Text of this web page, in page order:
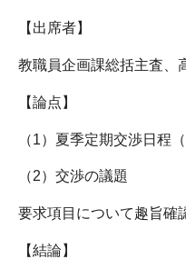
【出席者】
教職員企画課総括主査、
【論点】
（1）夏季定期交渉日程
（2）交渉の議題
要求項目について趣旨確
【結論】